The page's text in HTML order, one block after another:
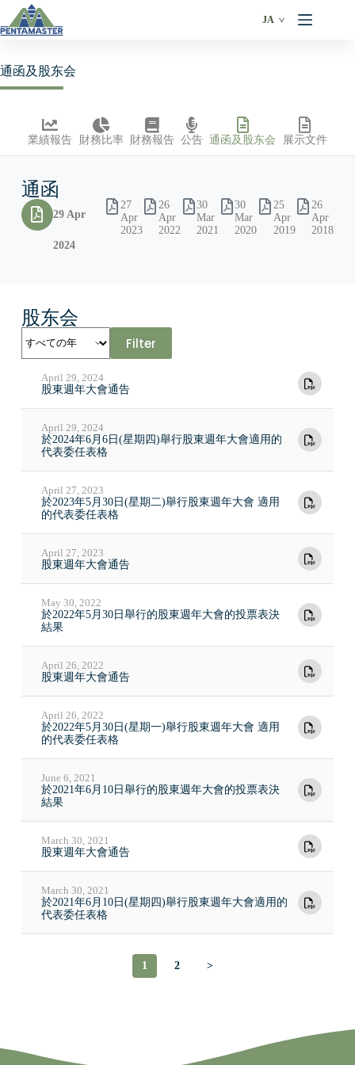
JA
通函及股东会
業績報告 財務比率 財務報告 公告 通函及股东会 展示文件
通函
29 Apr
2024
27
Apr
2023
26
Apr
2022
30
Mar
2021
30
Mar
2020
25
Apr
2019
26
Apr
2018
股东会
April 29, 2024
股東週年大會通告
April 29, 2024
於2024年6月6日(星期四)舉行股東週年大會適用的
代表委任表格
April 27, 2023
於2023年5月30日(星期二)舉行股東週年大會 適用
的代表委任表格
April 27, 2023
股東週年大會通告
May 30, 2022
於2022年5月30日舉行的股東週年大會的投票表決
結果
April 26, 2022
股東週年大會通告
April 26, 2022
於2022年5月30日(星期一)舉行股東週年大會 適用
的代表委任表格
June 6, 2021
於2021年6月10日舉行的股東週年大會的投票表決
結果
March 30, 2021
股東週年大會通告
March 30, 2021
於2021年6月10日(星期四)舉行股東週年大會適用的
代表委任表格
1 2 >